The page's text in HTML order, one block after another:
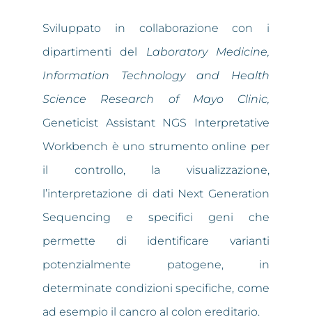
Sviluppato in collaborazione con i
dipartimenti del Laboratory Medicine,
Information Technology and Health
Science Research of Mayo Clinic,
Geneticist Assistant NGS Interpretative
Workbench è uno strumento online per
il controllo, la visualizzazione,
l’interpretazione di dati Next Generation
Sequencing e specifici geni che
permette di identificare varianti
potenzialmente patogene, in
determinate condizioni specifiche, come
ad esempio il cancro al colon ereditario.